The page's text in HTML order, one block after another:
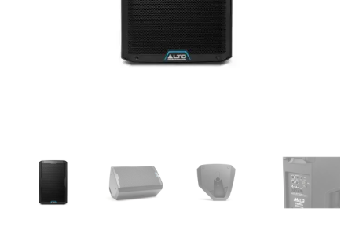
Ciao, Come posso aiutarti?
Puoi chiedermi informazioni generali o specifiche su certi
prodotti.